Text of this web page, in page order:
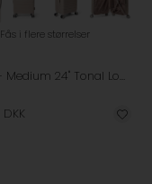
Fås i flere størrelser
Day Et - Medium 24" Tonal Logo Check-In Kuffert - Moon Rock/Beige
DKK